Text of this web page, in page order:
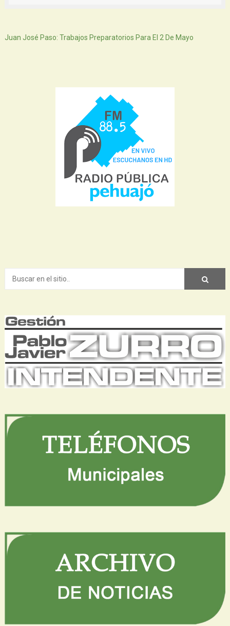
Juan José Paso: Trabajos Preparatorios Para El 2 De Mayo